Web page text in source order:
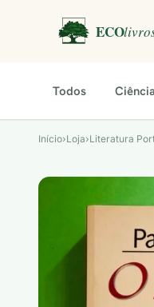
Todos
Início›Loja›Literatura